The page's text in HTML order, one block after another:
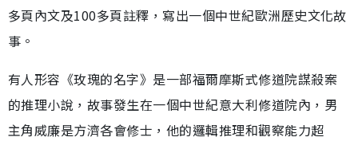
多頁內文及100多頁註釋，寫出一個中世紀歐洲歷史文化故
事。
有人形容《玫瑰的名字》是一部福爾摩斯式修道院謀殺案
的推理小說，故事發生在一個中世紀意大利修道院內，男
主角威廉是方濟各會修士，他的邏輯推理和觀察能力超